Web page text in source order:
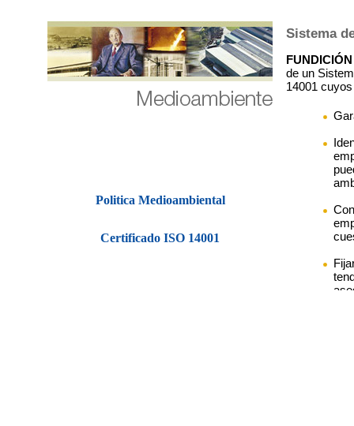
Politica Medioambiental
Certificado ISO 14001